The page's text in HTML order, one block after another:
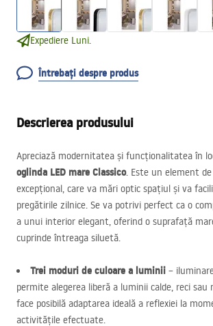
Expediere Luni.
Întrebați despre produs
Descrierea produsului
Apreciază modernitatea și funcționalitatea în
oglinda LED mare Classico. Este un element
excepțional, care va mări optic spațiul și va
pregătirile zilnice. Se va potrivi perfect ca o
a unui interior elegant, oferind o suprafață
cuprinde întreaga siluetă.
Trei moduri de culoare a luminii –
permite alegerea liberă a luminii calde, reci sau
face posibilă adaptarea ideală a reflexiei la
activitățile efectuate.